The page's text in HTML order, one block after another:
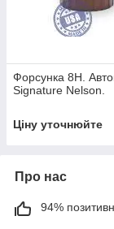
Форсунка 8H.
Signature Nelson.
Ціну уточнюйте
Про нас
94%